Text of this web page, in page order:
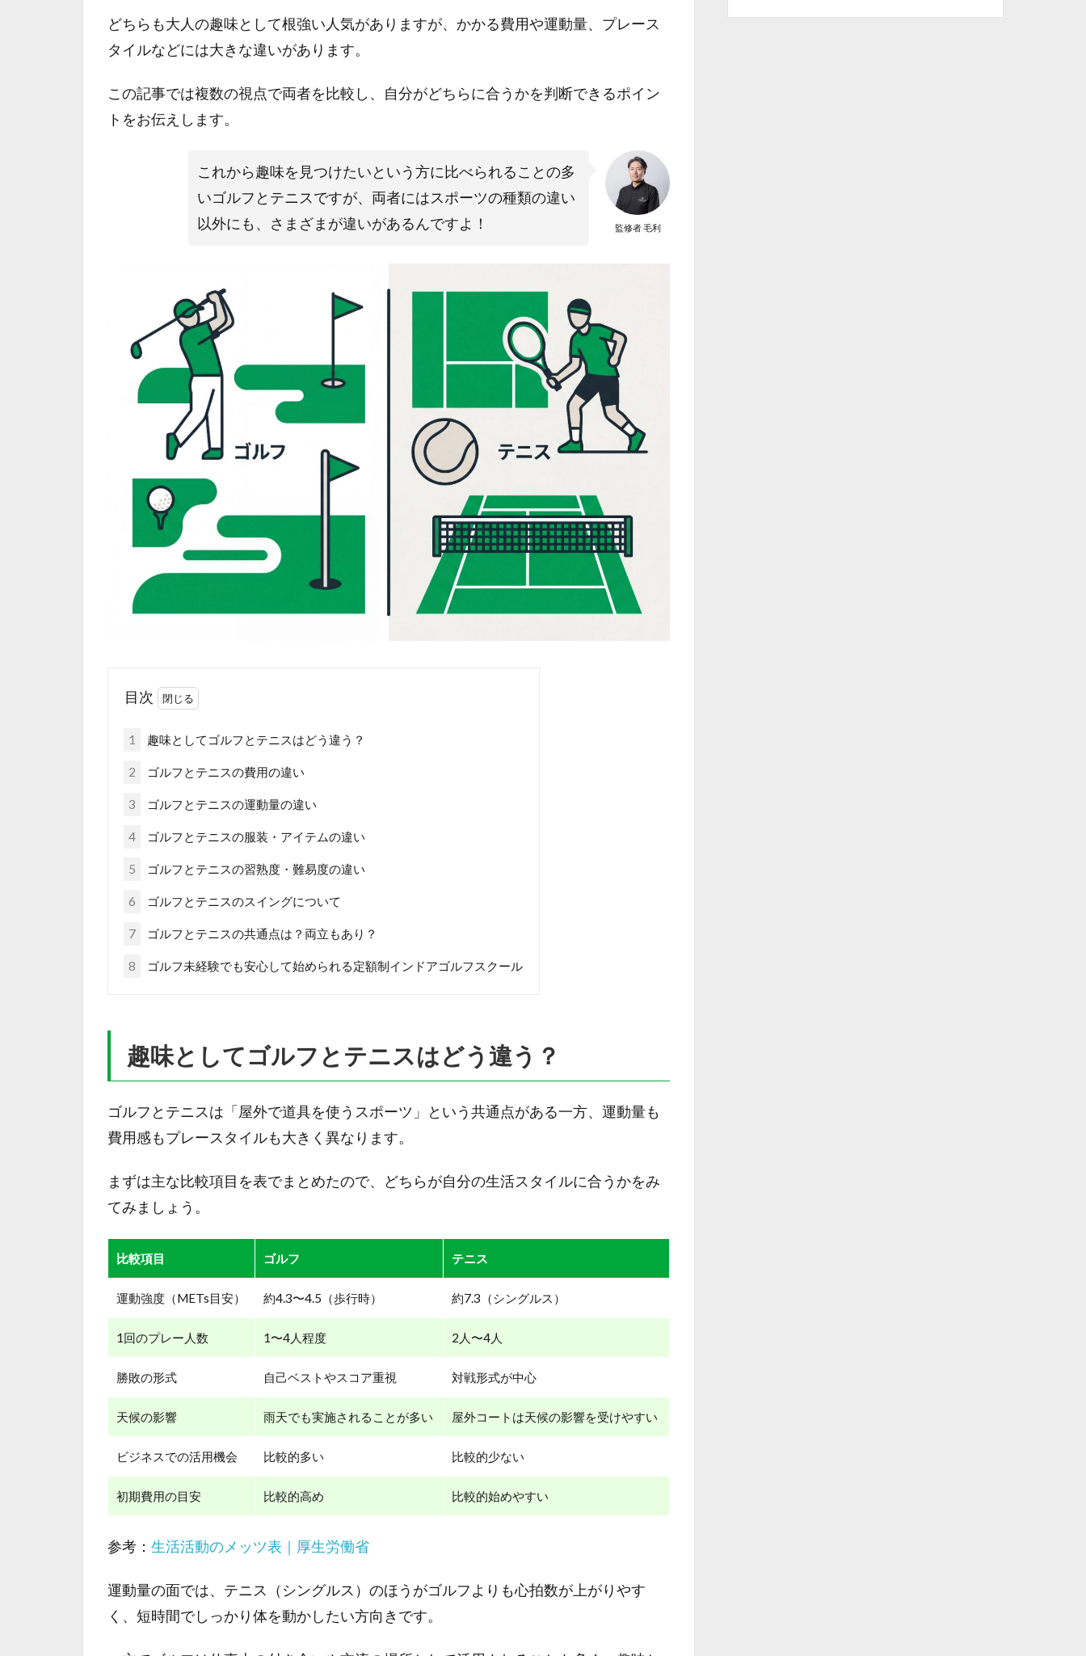
どちらも大人の趣味として根強い人気がありますが、かかる費用や運動量、プレース
タイルなどには大きな違いがあります。
この記事では複数の視点で両者を比較し、自分がどちらに合うかを判断できるポイン
トをお伝えします。
監修者 毛利
これから趣味を見つけたいという方に比べられることの多
いゴルフとテニスですが、両者にはスポーツの種類の違い
以外にも、さまざまが違いがあるんですよ！
目次
1 趣味としてゴルフとテニスはどう違う？
2 ゴルフとテニスの費用の違い
3 ゴルフとテニスの運動量の違い
4 ゴルフとテニスの服装・アイテムの違い
5 ゴルフとテニスの習熟度・難易度の違い
6 ゴルフとテニスのスイングについて
7 ゴルフとテニスの共通点は？両立もあり？
8 ゴルフ未経験でも安心して始められる定額制インドアゴルフスクール
趣味としてゴルフとテニスはどう違う？
ゴルフとテニスは「屋外で道具を使うスポーツ」という共通点がある一方、運動量も
費用感もプレースタイルも大きく異なります。
まずは主な比較項目を表でまとめたので、どちらが自分の生活スタイルに合うかをみ
てみましょう。
比較項目 ゴルフ テニス
運動強度（METs目安） 約4.3〜4.5（歩行時） 約7.3（シングルス）
1回のプレー人数 1〜4人程度 2人〜4人
勝敗の形式 自己ベストやスコア重視 対戦形式が中心
天候の影響 雨天でも実施されることが多い 屋外コートは天候の影響を受けやすい
ビジネスでの活用機会 比較的多い 比較的少ない
初期費用の目安 比較的高め 比較的始めやすい
参考： 生活活動のメッツ表｜厚生労働省
運動量の面では、テニス（シングルス）のほうがゴルフよりも心拍数が上がりやす
く、短時間でしっかり体を動かしたい方向きです。